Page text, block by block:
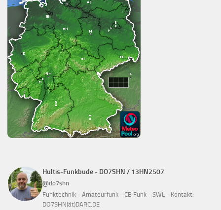
Hultis-Funkbude - DO7SHN / 13HN2507
@do7shn
Funktechnik - Amateurfunk - CB Funk - SWL - Kontakt:
DO7SHN(ät)DARC.DE